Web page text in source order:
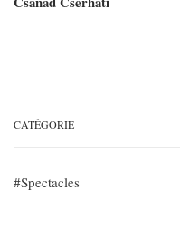
CATÉGORIE
Spectacles